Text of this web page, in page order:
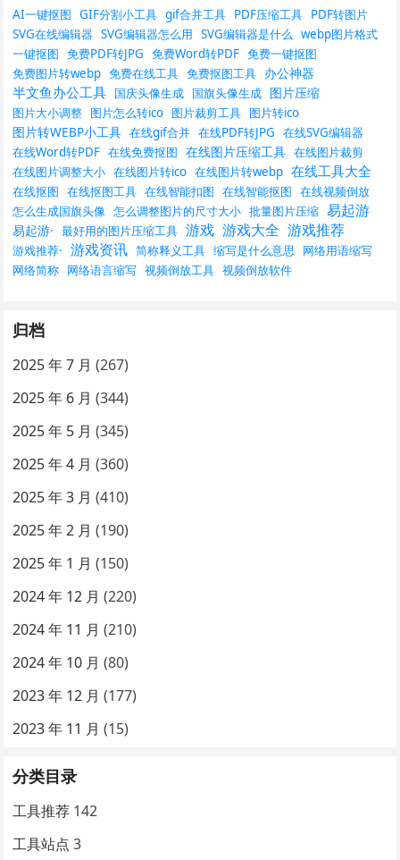
AI一键抠图 GIF分割小工具 gif合并工具 PDF压缩工具 PDF转图片
SVG在线编辑器 SVG编辑器怎么用 SVG编辑器是什么 webp图片格式
一键抠图 免费PDF转JPG 免费Word转PDF 免费一键抠图
免费图片转webp 免费在线工具 免费抠图工具 办公神器
半文鱼办公工具 国庆头像生成 国旗头像生成 图片压缩
图片大小调整 图片怎么转ico 图片裁剪工具 图片转ico
图片转WEBP小工具 在线gif合并 在线PDF转JPG 在线SVG编辑器
在线Word转PDF 在线免费抠图 在线图片压缩工具 在线图片裁剪
在线图片调整大小 在线图片转ico 在线图片转webp 在线工具大全
在线抠图 在线抠图工具 在线智能扣图 在线智能抠图 在线视频倒放
怎么生成国旗头像 怎么调整图片的尺寸大小 批量图片压缩 易起游
易起游· 最好用的图片压缩工具 游戏 游戏大全 游戏推荐
游戏推荐· 游戏资讯 简称释义工具 缩写是什么意思
网络用语缩写
网络简称 网络语言缩写 视频倒放工具 视频倒放软件
归档
2025 年 7 月 (267)
2025 年 6 月 (344)
2025 年 5 月 (345)
2025 年 4 月 (360)
2025 年 3 月 (410)
2025 年 2 月 (190)
2025 年 1 月 (150)
2024 年 12 月 (220)
2024 年 11 月 (210)
2024 年 10 月 (80)
2023 年 12 月 (177)
2023 年 11 月 (15)
分类目录
工具推荐 142
工具站点 3